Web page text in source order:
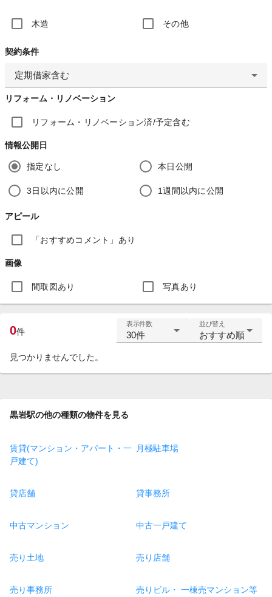
木造 その他
契約条件
定期借家含む
リフォーム・リノベーション
リフォーム・リノベーション済/予定含む
情報公開日
指定なし 本日公開
3日以内に公開 1週間以内に公開
アピール
「おすすめコメント」あり
画像
間取図あり 写真あり
0件
表示件数
30件
並び替え
おすすめ順
見つかりませんでした。
黒岩駅の他の種類の物件を見る
賃貸(マンション・アパート・一
戸建て)
月極駐車場
貸店舗 貸事務所
中古マンション 中古一戸建て
売り土地 売り店舗
売り事務所 売りビル・ 一棟売マンション等